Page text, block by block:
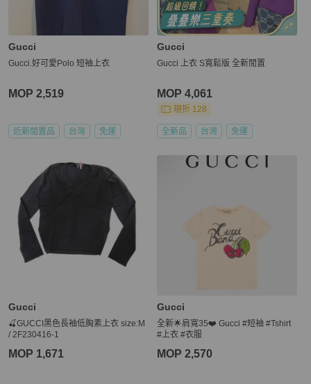
Gucci
Gucci.好可愛Polo 短袖上衣
MOP 2,519
近新閒置品 台灣 免運
Gucci
Gucci 上衣 S寬鬆版 全新閒置
MOP 4,061
現折 128
全新品 台灣 免運
Gucci
🍒GUCCI黑色長袖低胸素上衣 size:M
/ 2F230416-1
MOP 1,671
Gucci
全新🌟肩寬35❤️ Gucci #短袖 #Tshirt
#上衣 #衣服
MOP 2,570